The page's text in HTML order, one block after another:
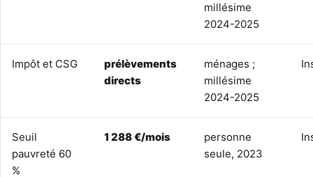
millésime
2024-2025
Impôt et CSG
prélèvements
directs
ménages ;
millésime
2024-2025
Seuil
pauvreté 60
%
1 288 €/mois
personne
seule, 2023